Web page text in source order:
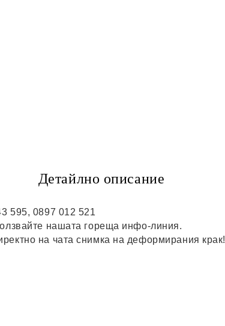
Детайлно описание
595, 0897 012 521
нашата гореща инфо-линия.
на чата снимка на деформирания крак!